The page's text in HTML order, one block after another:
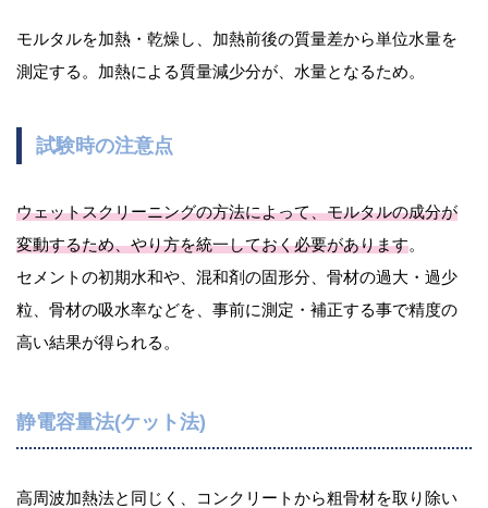
モルタルを加熱・乾燥し、加熱前後の質量差から単位水量を
測定する。加熱による質量減少分が、水量となるため。
試験時の注意点
ウェットスクリーニングの方法によって、モルタルの成分が
変動するため、やり方を統一しておく必要があります。
セメントの初期水和や、混和剤の固形分、骨材の過大・過少
粒、骨材の吸水率などを、事前に測定・補正する事で精度の
高い結果が得られる。
静電容量法(ケット法)
高周波加熱法と同じく、コンクリートから粗骨材を取り除い